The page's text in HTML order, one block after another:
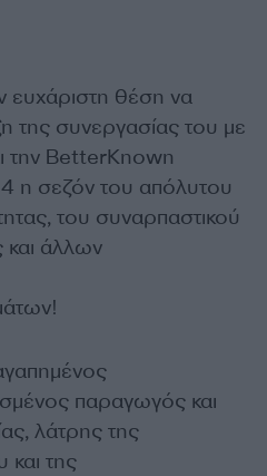
ευχάριστη θέση να
της συνεργασίας του με
την BetterKnown
η σεζόν του απόλυτου
του συναρπαστικού
και άλλων
παραγωγός και
λάτρης της
και της